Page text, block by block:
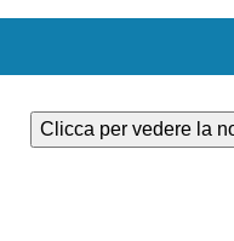
Clicca per vedere la